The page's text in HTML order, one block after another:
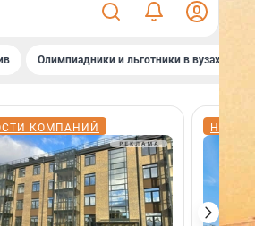
Олимпиадники и льготники в вузах СПб
КОМПАНИЙ